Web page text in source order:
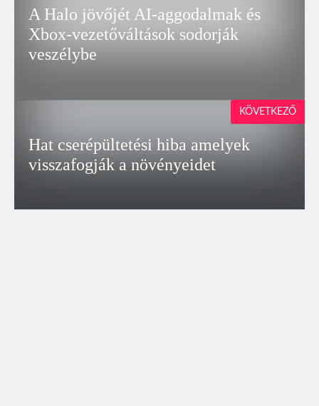
A Halo jövőjét AI‑aggodalmak és
Xbox‑vezetőváltások sodorják
veszélybe
Hat cserépültetési hiba amelyek
visszafogják a növényeidet
KÖVETKEZŐ